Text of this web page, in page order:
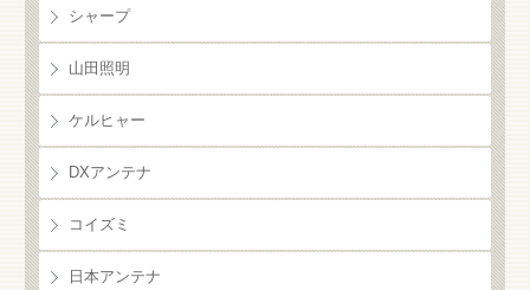
シャープ
山田照明
ケルヒャー
DXアンテナ
コイズミ
日本アンテナ